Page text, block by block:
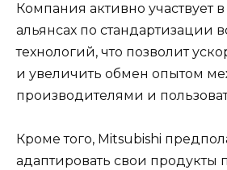
Компания активно участвует
альянсах по стандартизации
технологий, что позволит
и увеличить обмен опытом
производителями и
Кроме того, Mitsubishi
адаптировать свои продукты